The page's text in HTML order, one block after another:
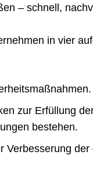
– schnell,
in vier
zur Erfüllung
bestehen.